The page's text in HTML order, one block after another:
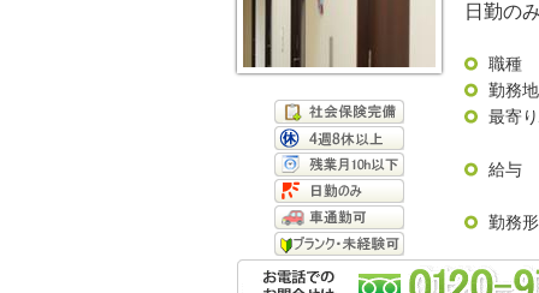
日勤の
職種
勤務地
最寄
給与
勤務